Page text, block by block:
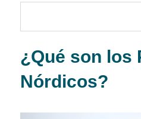
¿Qué son los
Nórdicos?